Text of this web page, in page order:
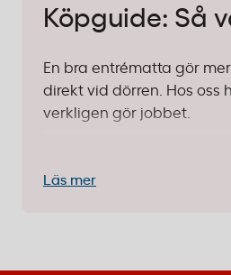
Köpguide: Så
En bra entrématta gör
direkt vid dörren. Hos
verkligen gör jobbet.
Läs mer